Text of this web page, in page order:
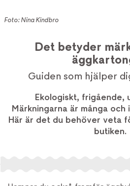
Foto: Nina Kindbro
Det betyder
Guiden som hjälper
Ekologiskt, frigående,
Märkningarna är många
Här är det du behöver veta
butiken.